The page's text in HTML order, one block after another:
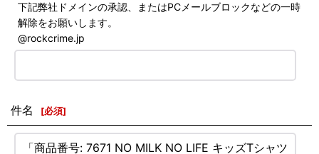
下記弊社ドメインの承認、またはPCメールブロックなどの一時
解除をお願いします。
@rockcrime.jp
件名 [必須]